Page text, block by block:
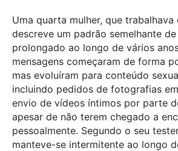
Uma quarta mulher, que trabalhava
descreve um padrão semelhante
prolongado ao longo de vários
mensagens começaram de forma
mas evoluíram para conteúdo
incluindo pedidos de fotografias
envio de vídeos íntimos por parte
apesar de não terem chegado a
pessoalmente. Segundo o seu
manteve-se intermitente ao longo